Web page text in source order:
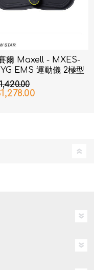
爾 Maxell - MXES-
EMS 運動儀 2極型